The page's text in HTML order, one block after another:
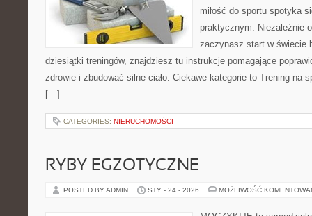
miłość do sportu spotyka
praktycznym. Niezależnie
zaczynasz start w świecie
dziesiątki treningów, znajdziesz tu instrukcje pomagające
zdrowie i zbudować silne ciało. Ciekawe kategorie to Trening na
[…]
CATEGORIES: NIERUCHOMOŚCI
RYBY EGZOTYCZNE
POSTED BY ADMIN STY - 24 - 2026 MOŻLIWOŚĆ